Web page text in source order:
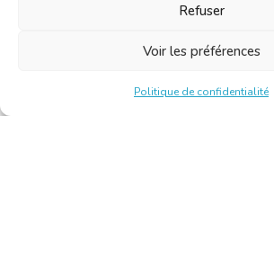
Refuser
Voir les préférences
Politique de confidentialité